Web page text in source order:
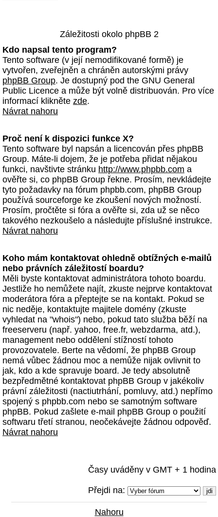
Záležitosti okolo phpBB 2
Kdo napsal tento program?
Tento software (v její nemodifikované formě) je
vytvořen, zveřejněn a chráněn autorskými právy
phpBB Group. Je dostupný pod the GNU General
Public Licence a může být volně distribuován. Pro více
informací klikněte zde.
Návrat nahoru
Proč není k dispozici funkce X?
Tento software byl napsán a licencován přes phpBB
Group. Máte-li dojem, že je potřeba přidat nějakou
funkci, navštivte stránku http://www.phpbb.com a
ověřte si, co phpBB Group řekne. Prosím, nevkládejte
tyto požadavky na fórum phpbb.com, phpBB Group
používá sourceforge ke zkoušení nových možností.
Prosím, pročtěte si fóra a ověřte si, zda už se něco
takového nezkoušelo a následujte příslušné instrukce.
Návrat nahoru
Koho mám kontaktovat ohledně obtížných e-mailů
nebo právních záležitostí boardu?
Měli byste kontaktovat administrátora tohoto boardu.
Jestliže ho nemůžete najít, zkuste nejprve kontaktovat
moderátora fóra a přeptejte se na kontakt. Pokud se
nic neděje, kontaktujte majitele domény (zkuste
vyhledat na "whois") nebo, pokud tato služba běží na
freeserveru (např. yahoo, free.fr, webzdarma, atd.),
management nebo oddělení stížností tohoto
provozovatele. Berte na vědomí, že phpBB Group
nemá vůbec žádnou moc a nemůže nijak ovlivnit to
jak, kdo a kde spravuje board. Je tedy absolutně
bezpředmětné kontaktovat phpBB Group v jakékoliv
právní záležitosti (nactiutrhání, pomluvy, atd.) nepřímo
spojený s phpbb.com nebo se samotným software
phpBB. Pokud zašlete e-mail phpBB Group o použití
softwaru třetí stranou, neočekávejte žádnou odpověď.
Návrat nahoru
Časy uváděny v GMT + 1 hodina
Přejdi na:
Nahoru